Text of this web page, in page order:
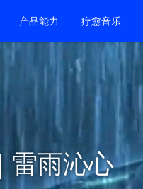
产品能力 疗愈音乐
雷雨沁心